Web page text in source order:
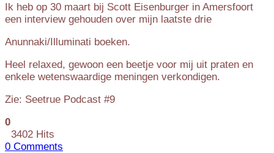
Ik heb op 30 maart bij Scott Eisenburger in Amersfoort
een interview gehouden over mijn laatste drie
Anunnaki/Illuminati boeken.
Heel relaxed, gewoon een beetje voor mij uit praten en
enkele wetenswaardige meningen verkondigen.
Zie: Seetrue Podcast #9
0
3402 Hits
0 Comments